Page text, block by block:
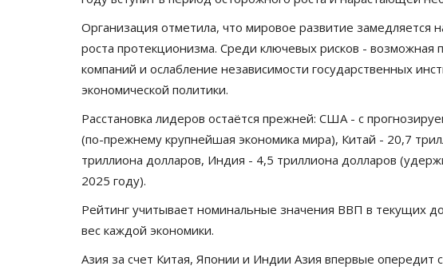
Организация отметила, что мировое развитие
роста протекционизма. Среди ключевых рисков - возможная
компаний и ослабление независимости государственных
экономической политики.
Расстановка лидеров остаётся прежней: США - с
(по-прежнему крупнейшая экономика мира), Китай - 20,7
триллиона долларов, Индия - 4,5 триллиона долларов
2025 году).
Рейтинг учитывает номинальные значения ВВП в текущих
вес каждой экономики.
Азия за счет Китая, Японии и Индии Азия впервые опередит